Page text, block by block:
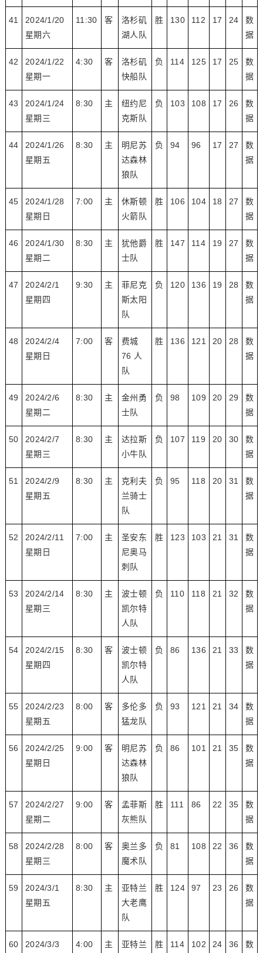
41
2024/1/20
星期六
11:30 客
洛杉矶
湖人队
胜 130 112 17 24
数
据
42
2024/1/22
星期一
4:30 客
洛杉矶
快船队
负 114 125 17 25
数
据
43
2024/1/24
星期三
8:30 主
纽约尼
克斯队
负 103 108 17 26
数
据
44
2024/1/26
星期五
8:30 主
明尼苏
达森林
狼队
负 94 96 17 27
数
据
45
2024/1/28
星期日
7:00 主
休斯顿
火箭队
胜 106 104 18 27
数
据
46
2024/1/30
星期二
8:30 主
犹他爵
士队
胜 147 114 19 27
数
据
47
2024/2/1
星期四
9:30 主
菲尼克
斯太阳
队
负 120 136 19 28
数
据
48
2024/2/4
星期日
7:00 客
费城
76 人
队
胜 136 121 20 28
数
据
49
2024/2/6
星期二
8:30 主
金州勇
士队
负 98 109 20 29
数
据
50
2024/2/7
星期三
8:30 主
达拉斯
小牛队
负 107 119 20 30
数
据
51
2024/2/9
星期五
8:30 主
克利夫
兰骑士
队
负 95 118 20 31
数
据
52
2024/2/11
星期日
7:00 主
圣安东
尼奥马
刺队
胜 123 103 21 31
数
据
53
2024/2/14
星期三
8:30 主
波士顿
凯尔特
人队
负 110 118 21 32
数
据
54
2024/2/15
星期四
8:30 客
波士顿
凯尔特
人队
负 86 136 21 33
数
据
55
2024/2/23
星期五
8:00 客
多伦多
猛龙队
负 93 121 21 34
数
据
56
2024/2/25
星期日
9:00 客
明尼苏
达森林
狼队
负 86 101 21 35
数
据
57
2024/2/27
星期二
9:00 客
孟菲斯
灰熊队
胜 111 86 22 35
数
据
58
2024/2/28
星期三
8:00 客
奥兰多
魔术队
负 81 108 22 36
数
据
59
2024/3/1
星期五
8:30 主
亚特兰
大老鹰
队
胜 124 97 23 26
数
据
60 2024/3/3 4:00 主 亚特兰 胜 114 102 24 36 数